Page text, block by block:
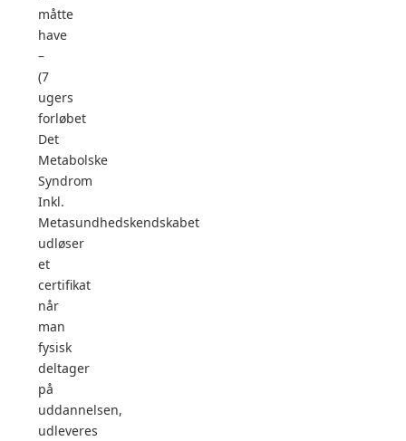
måtte
have
–
(7
ugers
forløbet
Det
Metabolske
Syndrom
Inkl.
Metasundhedskendskabet
udløser
et
certifikat
når
man
fysisk
deltager
på
uddannelsen,
udleveres